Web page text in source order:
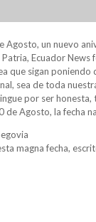
Agosto, un nuevo
Ecuador News
que sigan poniendo
sea de toda
por ser
de Agosto, la fecha
magna fecha,